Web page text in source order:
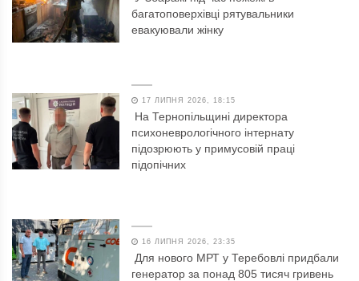
багатоповерхівці рятувальники
евакуювали жінку
17 ЛИПНЯ 2026, 18:15
На Тернопільщині директора
психоневрологічного інтернату
підозрюють у примусовій праці
підопічних
16 ЛИПНЯ 2026, 23:35
Для нового МРТ у Теребовлі придбали
генератор за понад 805 тисяч гривень